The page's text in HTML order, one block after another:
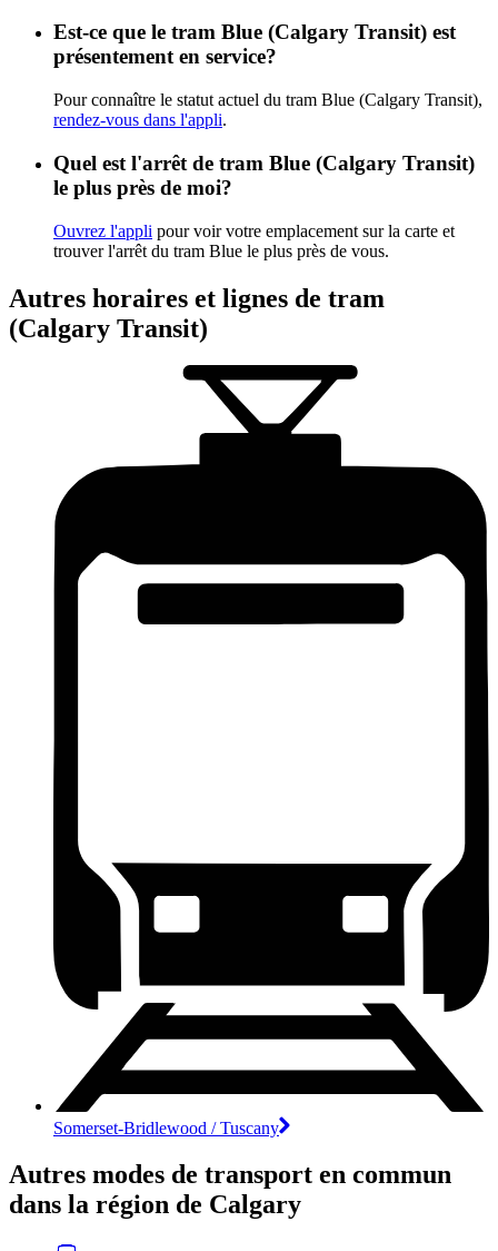
Est-ce que le tram Blue (Calgary Transit) est
présentement en service?
Pour connaître le statut actuel du tram Blue (Calgary Transit),
rendez-vous dans l'appli.
Quel est l'arrêt de tram Blue (Calgary Transit)
le plus près de moi?
Ouvrez l'appli pour voir votre emplacement sur la carte et
trouver l'arrêt du tram Blue le plus près de vous.
Autres horaires et lignes de tram
(Calgary Transit)
Somerset-Bridlewood / Tuscany
Autres modes de transport en commun
dans la région de Calgary